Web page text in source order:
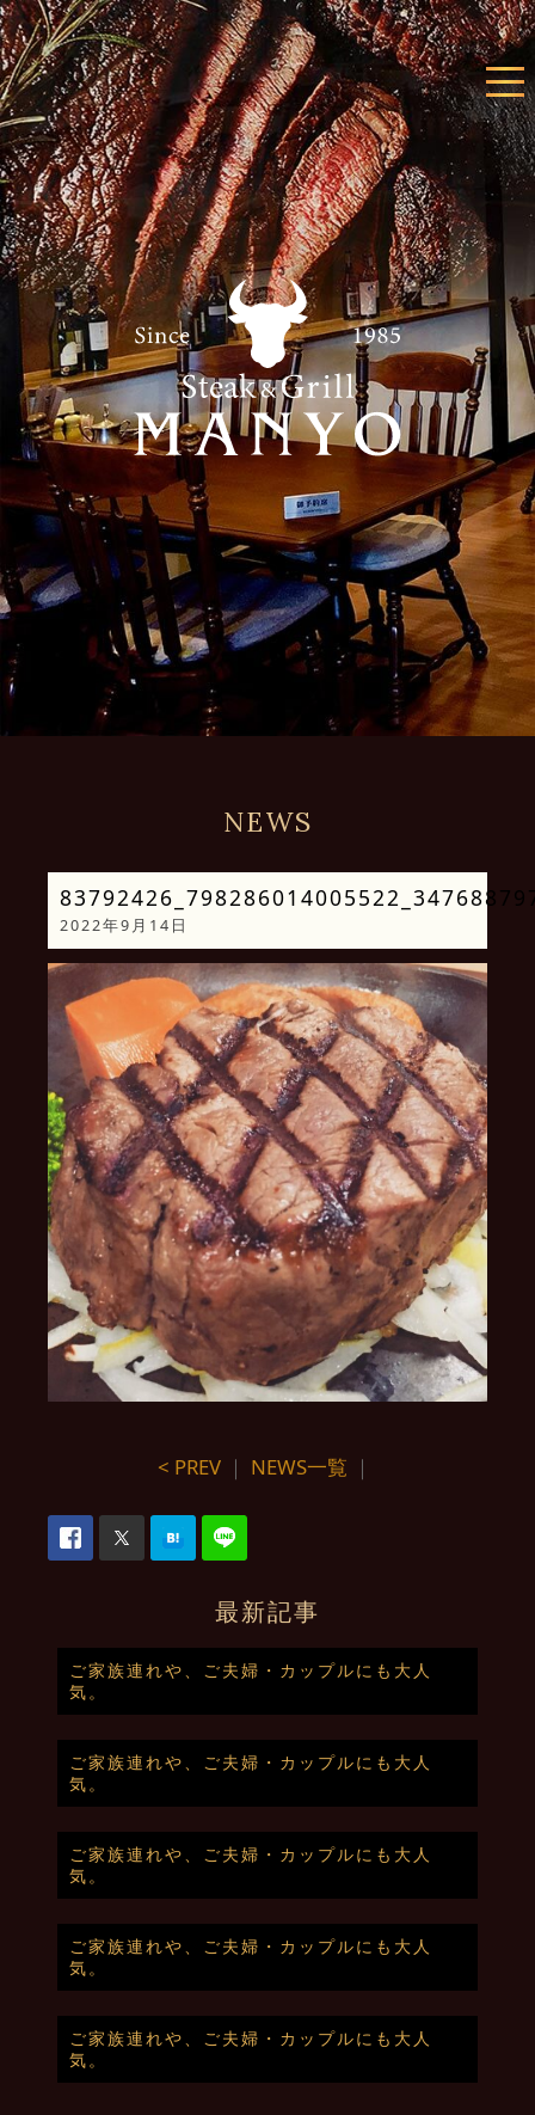
NEWS
2022年9月14日
< PREV ｜ NEWS一覧 ｜
最新記事
ご家族連れや、ご夫婦・カップルにも大人
気。
ご家族連れや、ご夫婦・カップルにも大人
気。
ご家族連れや、ご夫婦・カップルにも大人
気。
ご家族連れや、ご夫婦・カップルにも大人
気。
ご家族連れや、ご夫婦・カップルにも大人
気。